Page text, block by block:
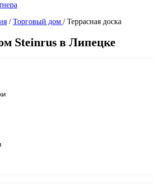
/Торговый дом /Террасная доска
Steinrus в Липецке